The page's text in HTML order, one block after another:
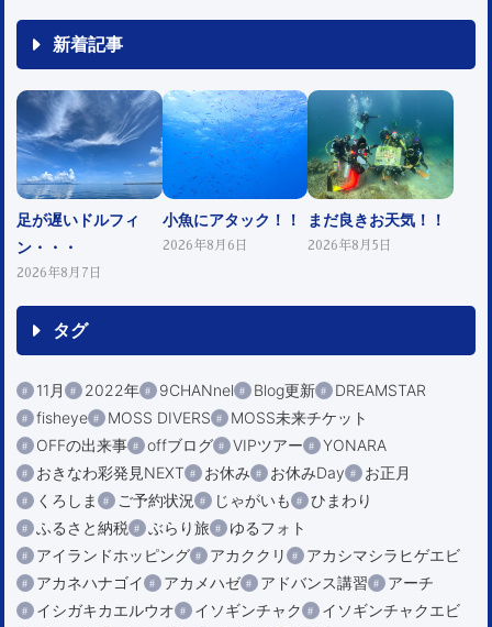
新着記事
足が遅いドルフィ
ン・・・
2026年8月7日
小魚にアタック！！
2026年8月6日
まだ良きお天気！！
2026年8月5日
タグ
11月 2022年 9CHANnel Blog更新
DREAMSTAR
fisheye
MOSS DIVERS
MOSS未来チケット
OFFの出来事
offブログ VIPツアー
YONARA
おきなわ彩発見NEXT
お休み お休みDay
お正月
くろしま
ご予約状況 じゃがいも
ひまわり
ふるさと納税
ぶらり旅
ゆるフォト
アイランドホッピング
アカククリ
アカシマシラヒゲエビ
アカネハナゴイ
アカメハゼ アドバンス講習
アーチ
イシガキカエルウオ
イソギンチャク
イソギンチャクエビ